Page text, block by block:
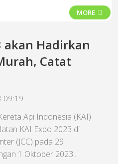
MORE
akan Hadirkan
Catat
09:19
Api Indonesia (KAI)
KAI Expo 2023 di
(JCC) pada 29
1 Oktober 2023...